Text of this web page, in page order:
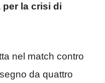
la crisi di
nel match contro
da quattro